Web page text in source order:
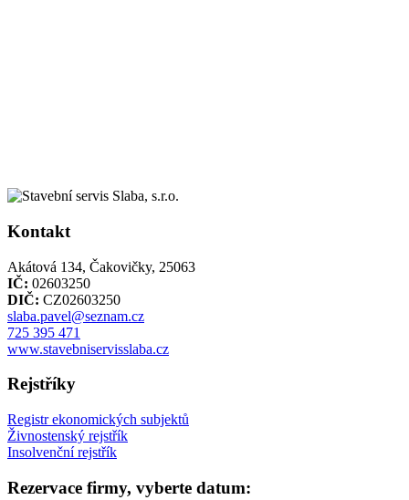
Kontakt
Akátová 134, Čakovičky, 25063
IČ: 02603250
DIČ: CZ02603250
slaba.pavel@seznam.cz
725 395 471
www.stavebniservisslaba.cz
Rejstříky
Registr ekonomických subjektů
Živnostenský rejstřík
Insolvenční rejstřík
Rezervace firmy, vyberte datum: